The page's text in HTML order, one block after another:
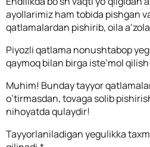
ayollarimiz ham tobida pishgan
qatlamalardan pishirib, oila
Piyozli qatlama nonushtabop
qaymoq bilan birga iste’mol
Muhim! Bunday tayyor
o’tirmasdan, tovaga solib
nihoyatda qulaydir!
Tayyorlaniladigan yegulikka